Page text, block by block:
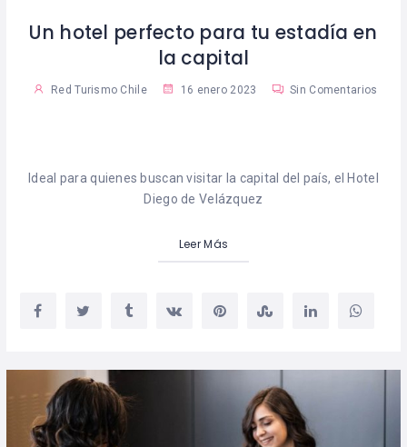
Un hotel perfecto para tu estadía en
la capital
Red Turismo Chile 16 enero 2023 Sin Comentarios
Ideal para quienes buscan visitar la capital del país, el Hotel
Diego de Velázquez
Leer Más